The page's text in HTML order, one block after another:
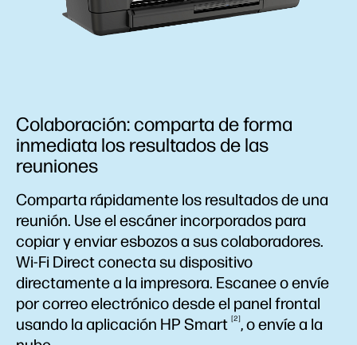
Colaboración: comparta de forma
inmediata los resultados de las
reuniones
Comparta rápidamente los resultados de una
reunión. Use el escáner incorporados para
copiar y enviar esbozos a sus colaboradores.
Wi-Fi Direct conecta su dispositivo
directamente a la impresora. Escanee o envíe
por correo electrónico desde el panel frontal
usando la aplicación HP Smart 2 , o envíe a la